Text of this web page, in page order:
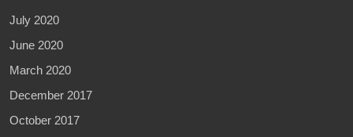
July 2020
June 2020
March 2020
December 2017
October 2017